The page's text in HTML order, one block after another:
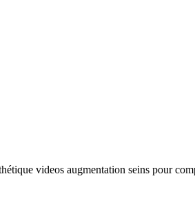
videos augmentation seins pour